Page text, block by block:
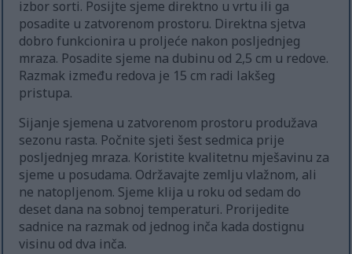
izbor sorti. Posijte sjeme direktno u vrtu ili ga
posadite u zatvorenom prostoru. Direktna sjetva
dobro funkcionira u proljeće nakon posljednjeg
mraza. Posadite sjeme na dubinu od 2,5 cm u redove.
Razmak između redova je 15 cm radi lakšeg
pristupa.
Sijanje sjemena u zatvorenom prostoru produžava
sezonu rasta. Počnite sjeti šest sedmica prije
posljednjeg mraza. Koristite kvalitetnu mješavinu za
sjeme u posudama. Održavajte zemlju vlažnom, ali
ne natopljenom. Sjeme klija u roku od sedam do
deset dana na sobnoj temperaturi. Prorijedite
sadnice na razmak od jednog inča kada dostignu
visinu od dva inča.